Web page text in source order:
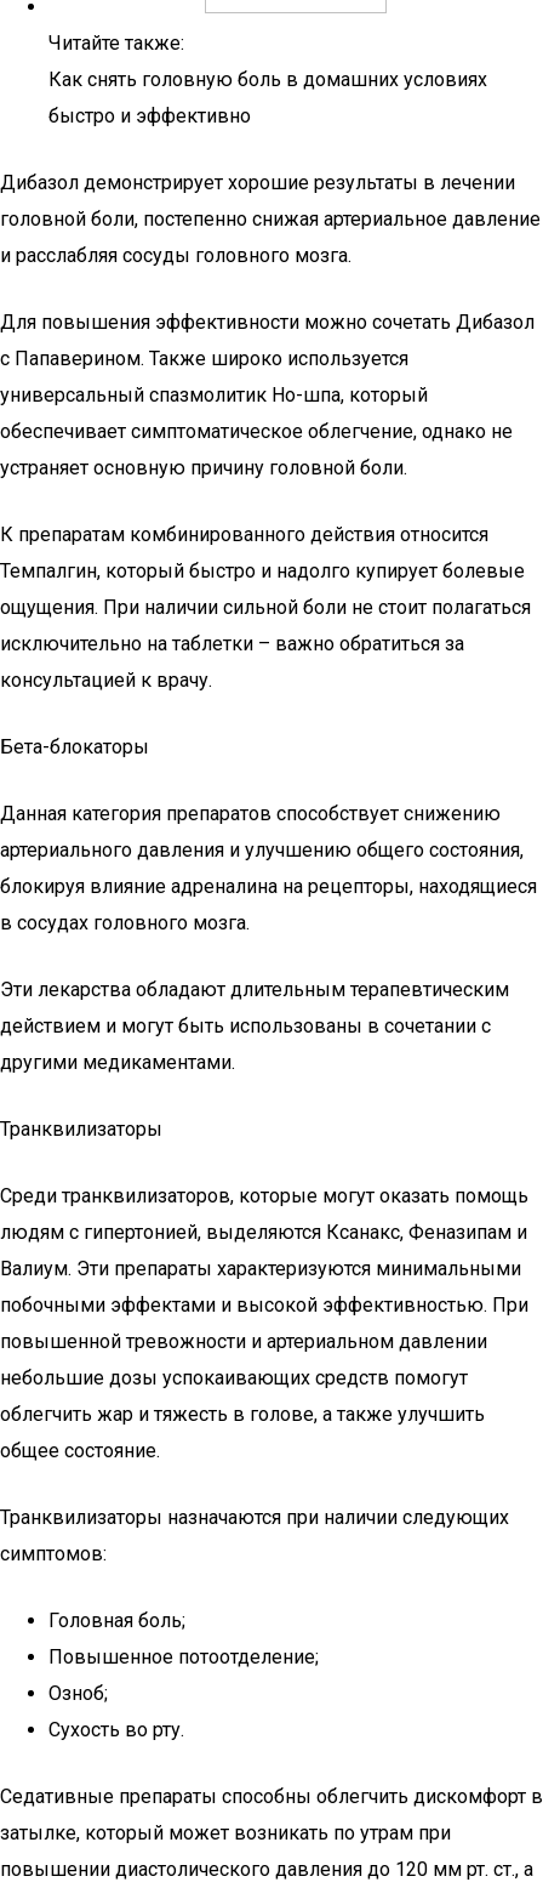
Читайте также:
Как снять головную боль в домашних условиях
быстро и эффективно
Дибазол демонстрирует хорошие результаты в лечении
головной боли, постепенно снижая артериальное давление
и расслабляя сосуды головного мозга.
Для повышения эффективности можно сочетать Дибазол
с Папаверином. Также широко используется
универсальный спазмолитик Но-шпа, который
обеспечивает симптоматическое облегчение, однако не
устраняет основную причину головной боли.
К препаратам комбинированного действия относится
Темпалгин, который быстро и надолго купирует болевые
ощущения. При наличии сильной боли не стоит полагаться
исключительно на таблетки – важно обратиться за
консультацией к врачу.
Бета-блокаторы
Данная категория препаратов способствует снижению
артериального давления и улучшению общего состояния,
блокируя влияние адреналина на рецепторы, находящиеся
в сосудах головного мозга.
Эти лекарства обладают длительным терапевтическим
действием и могут быть использованы в сочетании с
другими медикаментами.
Транквилизаторы
Среди транквилизаторов, которые могут оказать помощь
людям с гипертонией, выделяются Ксанакс, Феназипам и
Валиум. Эти препараты характеризуются минимальными
побочными эффектами и высокой эффективностью. При
повышенной тревожности и артериальном давлении
небольшие дозы успокаивающих средств помогут
облегчить жар и тяжесть в голове, а также улучшить
общее состояние.
Транквилизаторы назначаются при наличии следующих
симптомов:
Головная боль;
Повышенное потоотделение;
Озноб;
Сухость во рту.
Седативные препараты способны облегчить дискомфорт в
затылке, который может возникать по утрам при
повышении диастолического давления до 120 мм рт. ст., а